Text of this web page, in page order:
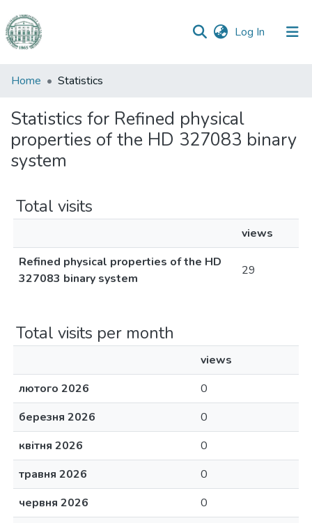
Log In (current)
Communities
Collections
All of DSpace
Home Statistics
Statistics for Refined physical
properties of the HD 327083 binary
system
Total visits
views
Refined physical properties of the HD
327083 binary system
29
Total visits per month
views
лютого 2026
0
березня 2026
0
квітня 2026
0
травня 2026
0
червня 2026
0